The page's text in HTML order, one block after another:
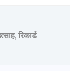
रिकार्ड